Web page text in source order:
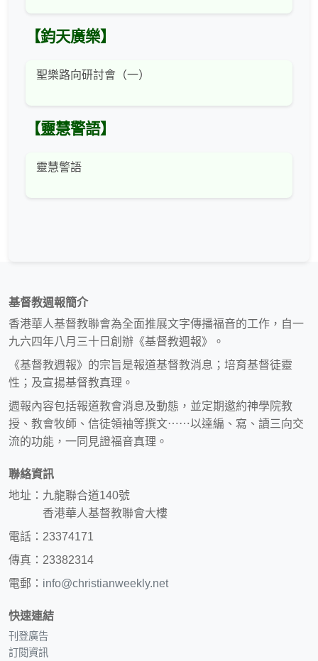
【鈞天廣樂】
聖樂路向研討會（一）
【靈慧警語】
靈慧警語
基督教週報簡介
香港華人基督教聯會為全面推展文字傳播福音的工作，自一
九六四年八月三十日創辦《基督教週報》。
《基督教週報》的宗旨是報道基督教消息；培育基督徒靈
性；及宣揚基督教真理。
週報內容包括報道教會消息及動態，並定期邀約神學院教
授、教會牧師、信徒領袖等撰文⋯⋯以達編、寫、讀三向交
流的功能，一同見證福音真理。
聯絡資訊
地址：九龍聯合道140號
香港華人基督教聯會大樓
電話：23374171
傳真：23382314
電郵： info@christianweekly.net
快速連結
刊登廣告
訂閱資訊